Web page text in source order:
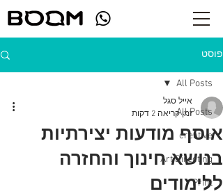
פוסט
All Posts
creative
Art Directing
Print
All Posts
אוסף מודעות יצירתיות
בנושא חינוך והחזרה
ללימודים
אייל סגל
זמן קריאה 2 דקות